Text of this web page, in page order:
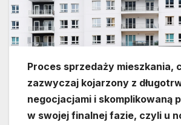
Proces sprzedaży mieszkania,
zazwyczaj kojarzony z
negocjacjami i skomplikowaną
w swojej finalnej fazie, czyli u